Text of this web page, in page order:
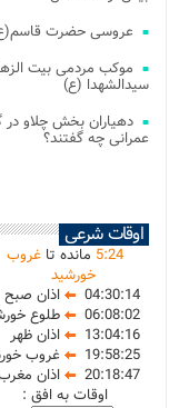
عروسی حضرت قاسم(ع)
موکب مردمی بیت‌
سیدالشهدا (ع)
دهیاران بخش چلاو در
عمرانی چه گفتند؟
اوقات شرعی
5:24 مانده تاغروب
خورشید
04:30:14
اذان صبح
06:08:02
طلوع
13:04:16
اذان ظهر
19:58:25
غروب
20:18:47
اذان
اوقات به افق :